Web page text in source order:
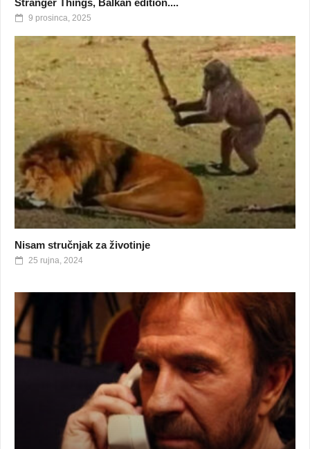
Stranger Things, Balkan edition....
9 prosinca, 2025
Nisam stručnjak za životinje
25 rujna, 2024